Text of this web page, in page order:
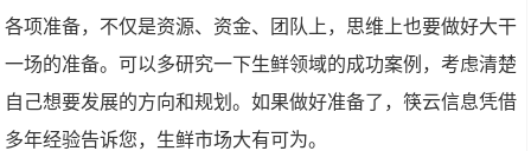
各项准备，不仅是资源、资金、团队上，思维上也要做好大干
一场的准备。可以多研究一下生鲜领域的成功案例，考虑清楚
自己想要发展的方向和规划。如果做好准备了，筷云信息凭借
多年经验告诉您，生鲜市场大有可为。